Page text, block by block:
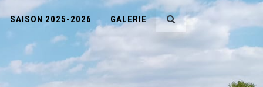
SAISON 2025-2026 GALERIE